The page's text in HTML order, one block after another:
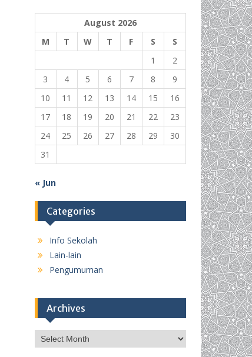
August 2026
M
T W T F S
S
1
2
3
4 5 6 7 8
9
10
11 12 13 14 15
16
17
18 19 20 21 22
23
24
25 26 27 28 29
30
31
« Jun
Categories
Info Sekolah
Lain-lain
Pengumuman
Archives
Archives